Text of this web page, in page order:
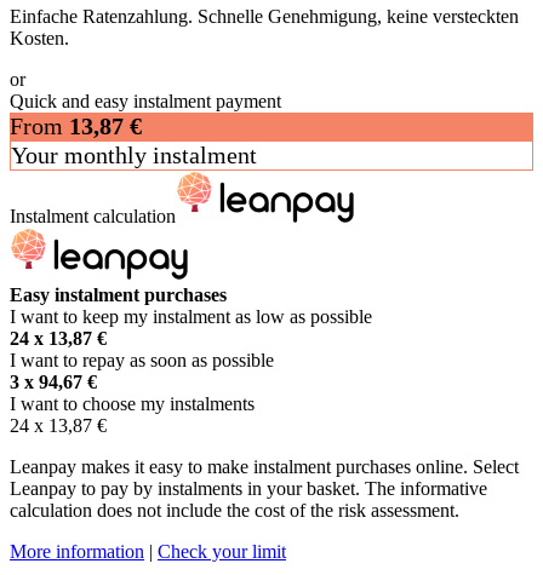
Einfache Ratenzahlung. Schnelle Genehmigung, keine versteckten
Kosten.
or
Quick and easy instalment payment
From 13,87 €
Your monthly instalment
Instalment calculation
Easy instalment purchases
I want to keep my instalment as low as possible
24 x 13,87 €
I want to repay as soon as possible
3 x 94,67 €
I want to choose my instalments
24 x 13,87 €
Leanpay makes it easy to make instalment purchases online. Select
Leanpay to pay by instalments in your basket. The informative
calculation does not include the cost of the risk assessment.
More information | Check your limit